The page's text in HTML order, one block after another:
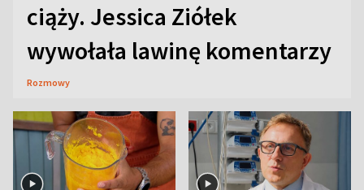
ciąży. Jessica Ziółek
wywołała lawinę komentarzy
Rozmowy